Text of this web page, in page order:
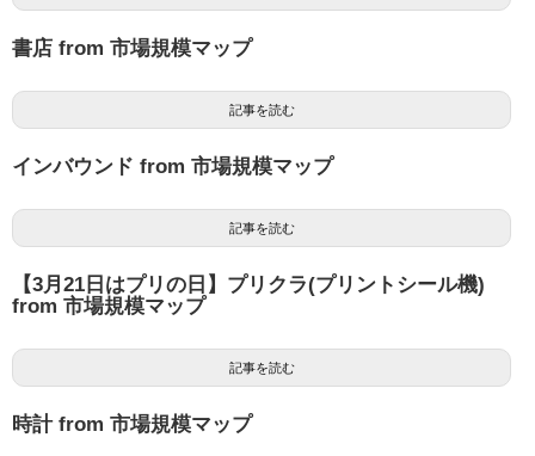
書店 from 市場規模マップ
記事を読む
インバウンド from 市場規模マップ
記事を読む
【3月21日はプリの日】プリクラ(プリントシール機)
from 市場規模マップ
記事を読む
時計 from 市場規模マップ